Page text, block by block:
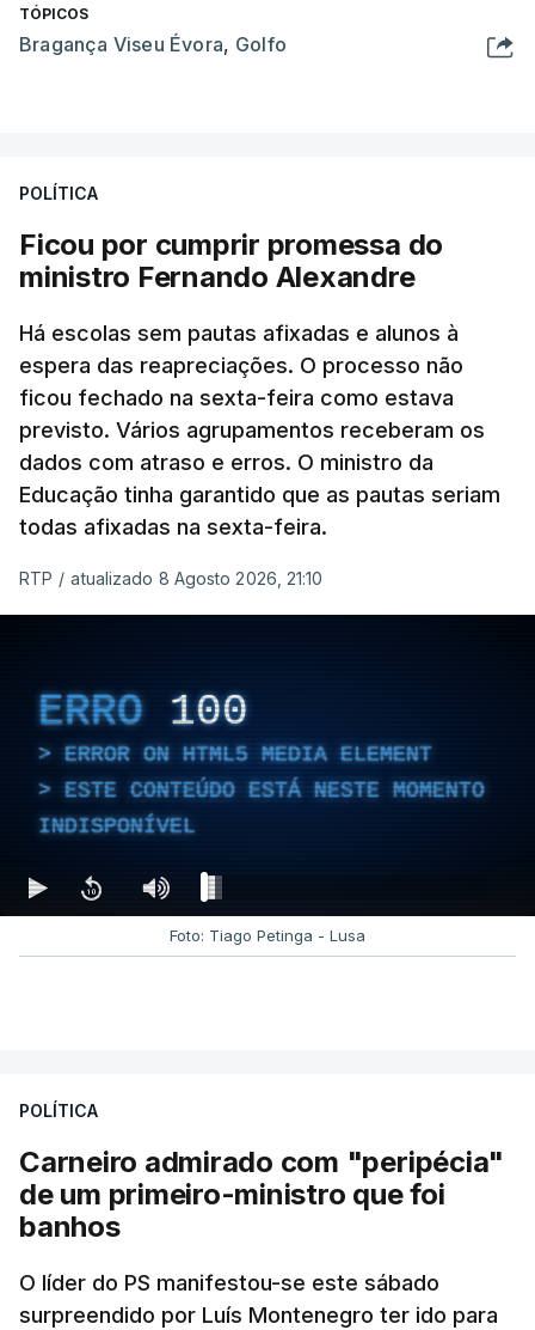
TÓPICOS
Bragança Viseu Évora, Golfo
POLÍTICA
Ficou por cumprir promessa do
ministro Fernando Alexandre
Há escolas sem pautas afixadas e alunos à
espera das reapreciações. O processo não
ficou fechado na sexta-feira como estava
previsto. Vários agrupamentos receberam os
dados com atraso e erros. O ministro da
Educação tinha garantido que as pautas seriam
todas afixadas na sexta-feira.
RTP / atualizado 8 Agosto 2026, 21:10
ERRO 100
ERROR ON HTML5 MEDIA ELEMENT
ESTE CONTEÚDO ESTÁ NESTE MOMENTO
INDISPONÍVEL
Foto: Tiago Petinga - Lusa
POLÍTICA
Carneiro admirado com "peripécia"
de um primeiro-ministro que foi
banhos
O líder do PS manifestou-se este sábado
surpreendido por Luís Montenegro ter ido para